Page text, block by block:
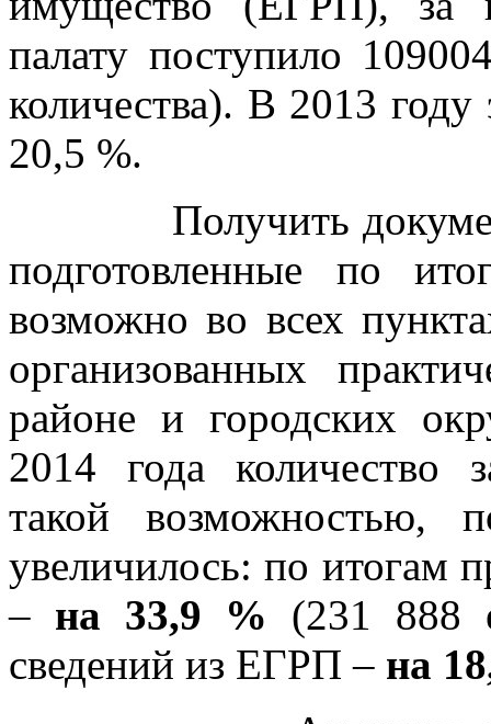
палату поступило
количества). В 2013
20,5 %.
Получить
подготовленные по
возможно во всех
организованных
районе и городских
2014 года количество
такой возможностью,
увеличилось: по итогам
– на 33,9 % (231 888
сведений из ЕГРП – на